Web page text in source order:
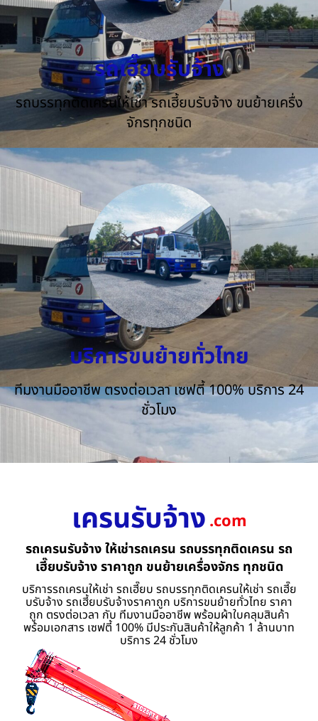
รถเฮี๊ยบรับจ้าง
รถบรรทุกติดเครนให้เช่า รถเฮี้ยบรับจ้าง ขนย้ายเครื่ง
จักรทุกชนิด
บริการขนย้ายทั่วไทย
ทีมงานมืออาชีพ ตรงต่อเวลา เซฟตี้ 100% บริการ 24
ชั่วโมง
เครนรับจ้าง .com
รถเครนรับจ้าง ให้เช่ารถเครน รถบรรทุกติดเครน รถ
เฮี๊ยบรับจ้าง ราคาถูก ขนย้ายเครื่องจักร ทุกชนิด
บริการรถเครนให้เช่า รถเฮี๊ยบ รถบรรทุกติดเครนให้เช่า รถเฮี๊ย
บรับจ้าง รถเฮี้ยบรับจ้างราคาถูก บริการขนย้ายทั่วไทย ราคา
ถูก ตรงต่อเวลา กับ ทีมงานมืออาชีพ พร้อมผ้าใบคลุมสินค้า
พร้อมเอกสาร เซฟตี้ 100% มีประกันสินค้าให้ลูกค้า 1 ล้านบาท
บริการ 24 ชั่วโมง